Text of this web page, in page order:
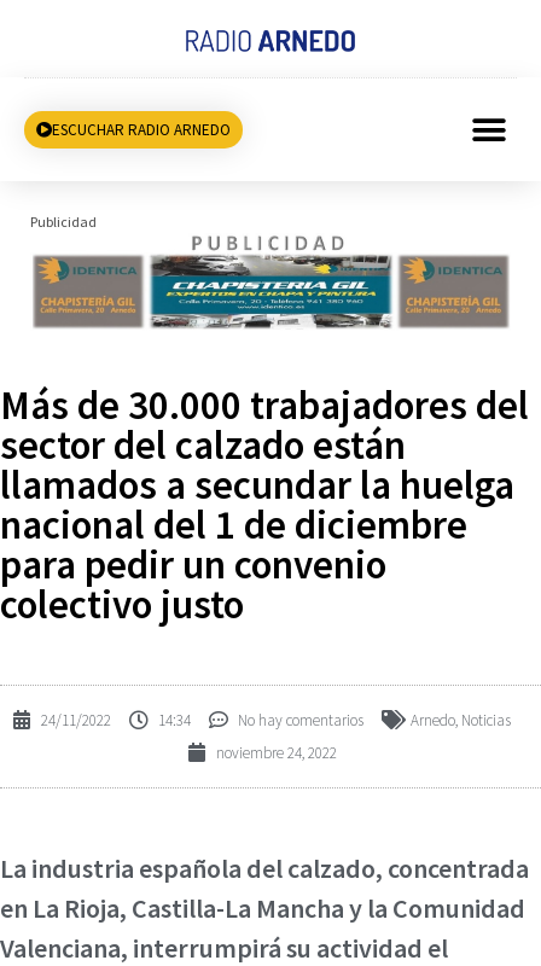
ESCUCHAR RADIO ARNEDO
Publicidad
Más de 30.000 trabajadores del
sector del calzado están
llamados a secundar la huelga
nacional del 1 de diciembre
para pedir un convenio
colectivo justo
24/11/2022 14:34 No hay comentarios Arnedo, Noticias
noviembre 24, 2022
La industria española del calzado, concentrada
en La Rioja, Castilla-La Mancha y la Comunidad
Valenciana, interrumpirá su actividad el